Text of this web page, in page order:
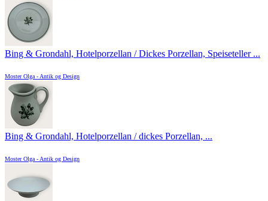
Bing & Grondahl, Hotelporzellan / Dickes Porzellan, Speiseteller ...
Moster Olga - Antik og Design
Bing & Grondahl, Hotelporzellan / dickes Porzellan, ...
Moster Olga - Antik og Design